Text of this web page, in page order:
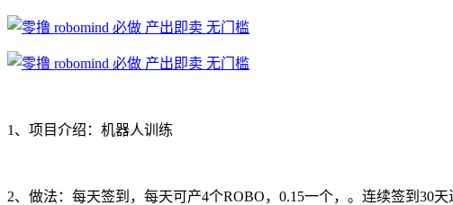
1、项目介绍：机器人训练
2、做法：每天签到，每天可产4个ROBO，0.15一个，。连续签到30天